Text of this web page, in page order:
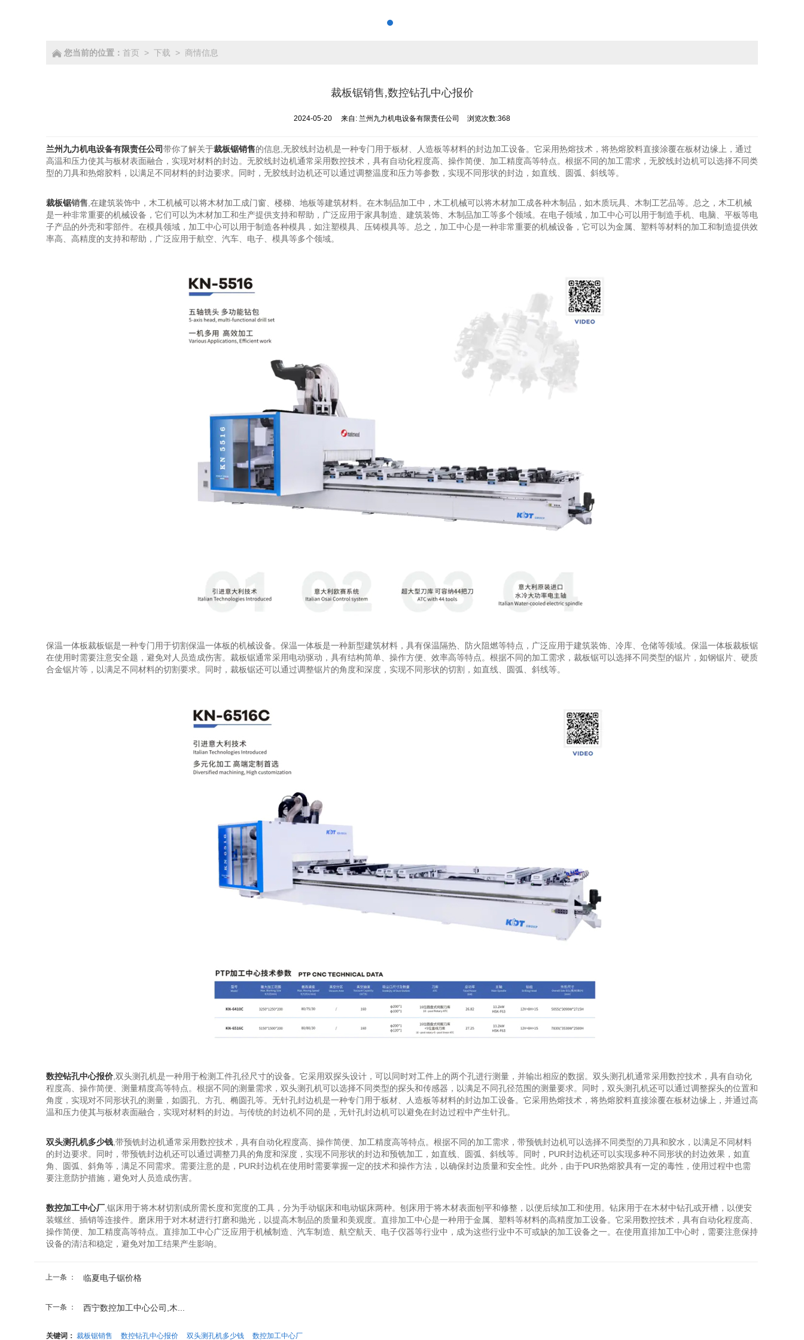
您当前的位置： 首页 > 下载 > 商情信息
裁板锯销售,数控钻孔中心报价
2024-05-20 来自: 兰州九力机电设备有限责任公司 浏览次数:368
兰州九力机电设备有限责任公司带你了解关于裁板锯销售的信息,无胶线封边机是一种专门用于板材、人造板等材料的封边加工设备。它采用热熔技术，将热熔胶料直接涂覆在板材边缘上，通过
高温和压力使其与板材表面融合，实现对材料的封边。无胶线封边机通常采用数控技术，具有自动化程度高、操作简便、加工精度高等特点。根据不同的加工需求，无胶线封边机可以选择不同类
型的刀具和热熔胶料，以满足不同材料的封边要求。同时，无胶线封边机还可以通过调整温度和压力等参数，实现不同形状的封边，如直线、圆弧、斜线等。
裁板锯销售,在建筑装饰中，木工机械可以将木材加工成门窗、楼梯、地板等建筑材料。在木制品加工中，木工机械可以将木材加工成各种木制品，如木质玩具、木制工艺品等。总之，木工机械
是一种非常重要的机械设备，它们可以为木材加工和生产提供支持和帮助，广泛应用于家具制造、建筑装饰、木制品加工等多个领域。在电子领域，加工中心可以用于制造手机、电脑、平板等电
子产品的外壳和零部件。在模具领域，加工中心可以用于制造各种模具，如注塑模具、压铸模具等。总之，加工中心是一种非常重要的机械设备，它可以为金属、塑料等材料的加工和制造提供效
率高、高精度的支持和帮助，广泛应用于航空、汽车、电子、模具等多个领域。
保温一体板裁板锯是一种专门用于切割保温一体板的机械设备。保温一体板是一种新型建筑材料，具有保温隔热、防火阻燃等特点，广泛应用于建筑装饰、冷库、仓储等领域。保温一体板裁板锯
在使用时需要注意安全题，避免对人员造成伤害。裁板锯通常采用电动驱动，具有结构简单、操作方便、效率高等特点。根据不同的加工需求，裁板锯可以选择不同类型的锯片，如钢锯片、硬质
合金锯片等，以满足不同材料的切割要求。同时，裁板锯还可以通过调整锯片的角度和深度，实现不同形状的切割，如直线、圆弧、斜线等。
数控钻孔中心报价,双头测孔机是一种用于检测工件孔径尺寸的设备。它采用双探头设计，可以同时对工件上的两个孔进行测量，并输出相应的数据。双头测孔机通常采用数控技术，具有自动化
程度高、操作简便、测量精度高等特点。根据不同的测量需求，双头测孔机可以选择不同类型的探头和传感器，以满足不同孔径范围的测量要求。同时，双头测孔机还可以通过调整探头的位置和
角度，实现对不同形状孔的测量，如圆孔、方孔、椭圆孔等。无针孔封边机是一种专门用于板材、人造板等材料的封边加工设备。它采用热熔技术，将热熔胶料直接涂覆在板材边缘上，并通过高
温和压力使其与板材表面融合，实现对材料的封边。与传统的封边机不同的是，无针孔封边机可以避免在封边过程中产生针孔。
双头测孔机多少钱,带预铣封边机通常采用数控技术，具有自动化程度高、操作简便、加工精度高等特点。根据不同的加工需求，带预铣封边机可以选择不同类型的刀具和胶水，以满足不同材料
的封边要求。同时，带预铣封边机还可以通过调整刀具的角度和深度，实现不同形状的封边和预铣加工，如直线、圆弧、斜线等。同时，PUR封边机还可以实现多种不同形状的封边效果，如直
角、圆弧、斜角等，满足不同需求。需要注意的是，PUR封边机在使用时需要掌握一定的技术和操作方法，以确保封边质量和安全性。此外，由于PUR热熔胶具有一定的毒性，使用过程中也需
要注意防护措施，避免对人员造成伤害。
数控加工中心厂,锯床用于将木材切割成所需长度和宽度的工具，分为手动锯床和电动锯床两种。刨床用于将木材表面刨平和修整，以便后续加工和使用。钻床用于在木材中钻孔或开槽，以便安
装螺丝、插销等连接件。磨床用于对木材进行打磨和抛光，以提高木制品的质量和美观度。直排加工中心是一种用于金属、塑料等材料的高精度加工设备。它采用数控技术，具有自动化程度高、
操作简便、加工精度高等特点。直排加工中心广泛应用于机械制造、汽车制造、航空航天、电子仪器等行业中，成为这些行业中不可或缺的加工设备之一。在使用直排加工中心时，需要注意保持
设备的清洁和稳定，避免对加工结果产生影响。
上一条 ： 临夏电子锯价格
下一条 ： 西宁数控加工中心公司,木...
关键词： 裁板锯销售 数控钻孔中心报价 双头测孔机多少钱 数控加工中心厂